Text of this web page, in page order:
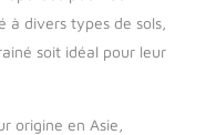
à divers types de sols,
soit idéal pour leur
origine en Asie,